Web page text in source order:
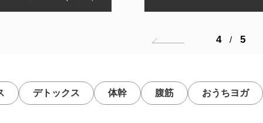
INTERVIEW | 2026.07.18
4 / 5
トックス 体幹 腹筋 おうちヨガ スト